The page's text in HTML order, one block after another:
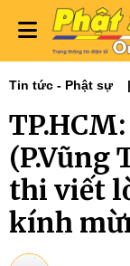
Tin tức - Phật sự
Hoạt động Hoằng
(P.Vũng
thi viết
kính